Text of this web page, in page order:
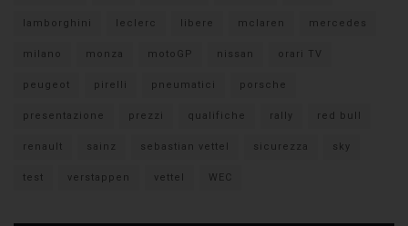
lamborghini leclerc libere mclaren mercedes
milano monza motoGP nissan orari TV
peugeot pirelli pneumatici porsche
presentazione prezzi qualifiche rally red bull
renault sainz sebastian vettel sicurezza sky
test verstappen vettel WEC